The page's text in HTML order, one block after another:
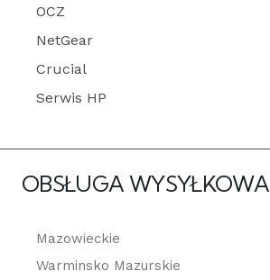
OCZ
NetGear
Crucial
Serwis HP
OBSŁUGA WYSYŁKOWA
Mazowieckie
Warminsko Mazurskie